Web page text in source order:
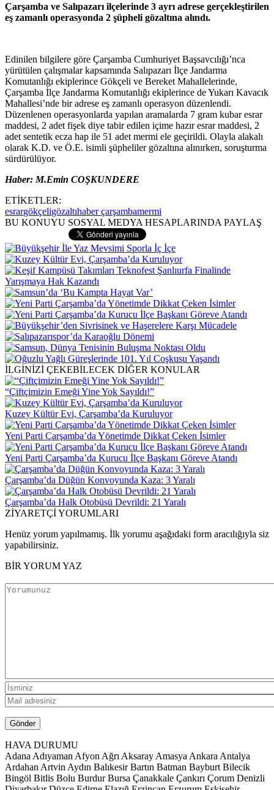
Çarşamba ve Salıpazarı ilçelerinde 3 ayrı adrese gerçekleştirilen
eş zamanlı operasyonda 2 şüpheli gözaltına alındı.
Edinilen bilgilere göre Çarşamba Cumhuriyet Başsavcılığı’nca
yürütülen çalışmalar kapsamında Salıpazarı İlçe Jandarma
Komutanlığı ekiplerince Gökçeli ve Bereket Mahallelerinde,
Çarşamba İlçe Jandarma Komutanlığı ekiplerince de Yukarı Kavacık
Mahallesi’nde bir adrese eş zamanlı operasyon düzenlendi.
Düzenlenen operasyonlarda yapılan aramalarda 7 gram kubar esrar
maddesi, 2 adet fişek diye tabir edilen içime hazır esrar maddesi, 2
adet sentetik ecza hap ile 51 adet mermi ele geçirildi. Olayla alakalı
olarak K.D. ve Ö.E. isimli şüpheliler gözaltına alınırken, soruşturma
sürdürülüyor.
Haber: M.Emin COŞKUNDERE
ETİKETLER:
esrargökçeligözaltıhaber çarşambamermi
BU KONUYU SOSYAL MEDYA HESAPLARINDA PAYLAŞ
İLGİNİZİ ÇEKEBİLECEK DİĞER KONULAR
“Çiftçimizin Emeği Yine Yok Sayıldı!”
Kuzey Kültür Evi, Çarşamba’da Kuruluyor
Yeni Parti Çarşamba’da Yönetimde Dikkat Çeken İsimler
Yeni Parti Çarşamba’da Kurucu İlçe Başkanı Göreve Atandı
Çarşamba’da Düğün Konvoyunda Kaza: 3 Yaralı
Çarşamba’da Halk Otobüsü Devrildi: 21 Yaralı
ZİYARETÇİ YORUMLARI
Henüz yorum yapılmamış. İlk yorumu aşağıdaki form aracılığıyla siz
yapabilirsiniz.
BİR YORUM YAZ
HAVA DURUMU
Adana Adıyaman Afyon Ağrı Aksaray Amasya Ankara Antalya
Ardahan Artvin Aydın Balıkesir Bartın Batman Bayburt Bilecik
Bingöl Bitlis Bolu Burdur Bursa Çanakkale Çankırı Çorum Denizli